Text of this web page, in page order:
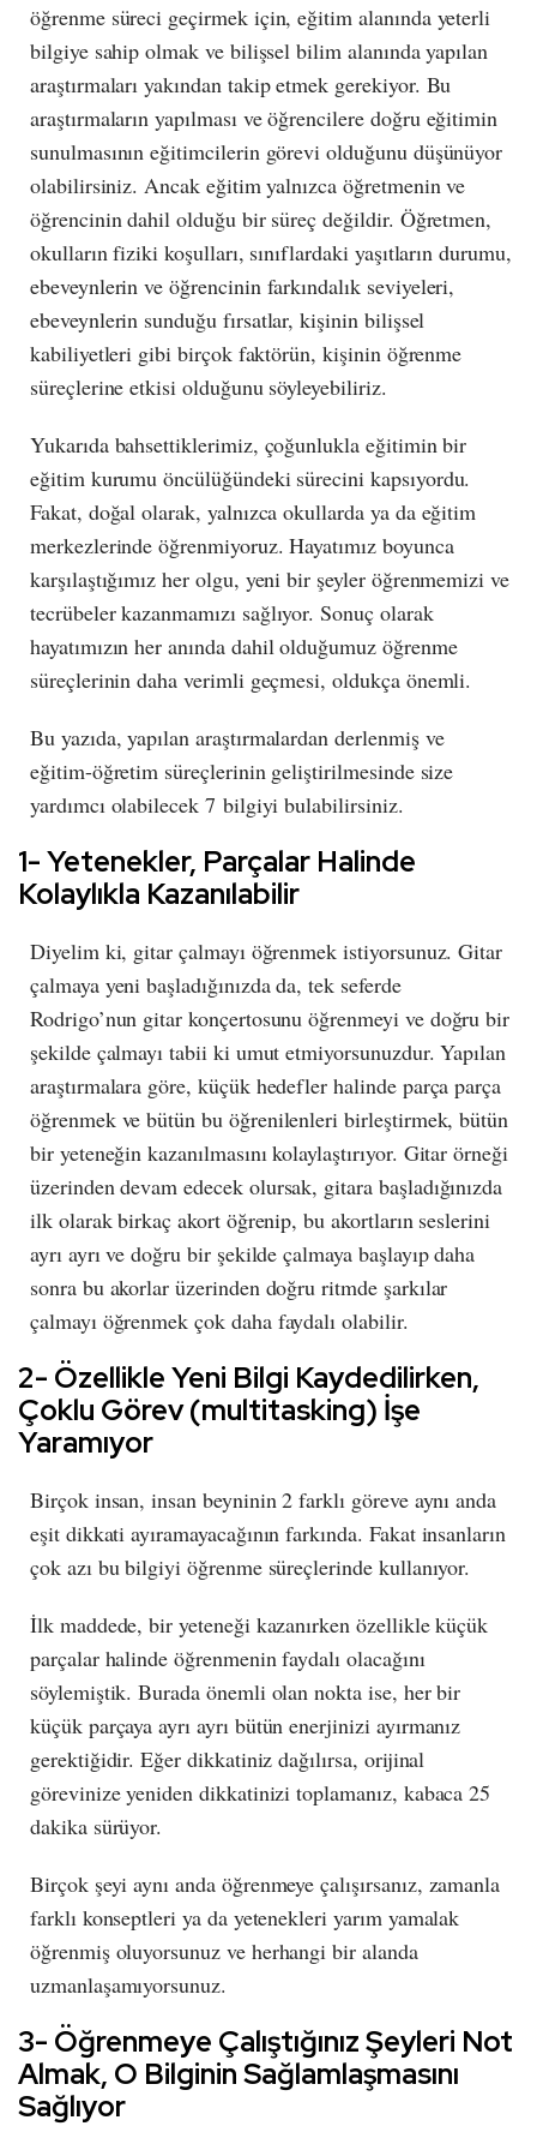
öğrenme süreci geçirmek için, eğitim alanında yeterli
bilgiye sahip olmak ve bilişsel bilim alanında yapılan
araştırmaları yakından takip etmek gerekiyor. Bu
araştırmaların yapılması ve öğrencilere doğru eğitimin
sunulmasının eğitimcilerin görevi olduğunu düşünüyor
olabilirsiniz. Ancak eğitim yalnızca öğretmenin ve
öğrencinin dahil olduğu bir süreç değildir. Öğretmen,
okulların fiziki koşulları, sınıflardaki yaşıtların durumu,
ebeveynlerin ve öğrencinin farkındalık seviyeleri,
ebeveynlerin sunduğu fırsatlar, kişinin bilişsel
kabiliyetleri gibi birçok faktörün, kişinin öğrenme
süreçlerine etkisi olduğunu söyleyebiliriz.
Yukarıda bahsettiklerimiz, çoğunlukla eğitimin bir
eğitim kurumu öncülüğündeki sürecini kapsıyordu.
Fakat, doğal olarak, yalnızca okullarda ya da eğitim
merkezlerinde öğrenmiyoruz. Hayatımız boyunca
karşılaştığımız her olgu, yeni bir şeyler öğrenmemizi ve
tecrübeler kazanmamızı sağlıyor. Sonuç olarak
hayatımızın her anında dahil olduğumuz öğrenme
süreçlerinin daha verimli geçmesi, oldukça önemli.
Bu yazıda, yapılan araştırmalardan derlenmiş ve
eğitim-öğretim süreçlerinin geliştirilmesinde size
yardımcı olabilecek 7 bilgiyi bulabilirsiniz.
1- Yetenekler, Parçalar Halinde
Kolaylıkla Kazanılabilir
Diyelim ki, gitar çalmayı öğrenmek istiyorsunuz. Gitar
çalmaya yeni başladığınızda da, tek seferde
Rodrigo’nun gitar konçertosunu öğrenmeyi ve doğru bir
şekilde çalmayı tabii ki umut etmiyorsunuzdur. Yapılan
araştırmalara göre, küçük hedefler halinde parça parça
öğrenmek ve bütün bu öğrenilenleri birleştirmek, bütün
bir yeteneğin kazanılmasını kolaylaştırıyor. Gitar örneği
üzerinden devam edecek olursak, gitara başladığınızda
ilk olarak birkaç akort öğrenip, bu akortların seslerini
ayrı ayrı ve doğru bir şekilde çalmaya başlayıp daha
sonra bu akorlar üzerinden doğru ritmde şarkılar
çalmayı öğrenmek çok daha faydalı olabilir.
2- Özellikle Yeni Bilgi Kaydedilirken,
Çoklu Görev (multitasking) İşe
Yaramıyor
Birçok insan, insan beyninin 2 farklı göreve aynı anda
eşit dikkati ayıramayacağının farkında. Fakat insanların
çok azı bu bilgiyi öğrenme süreçlerinde kullanıyor.
İlk maddede, bir yeteneği kazanırken özellikle küçük
parçalar halinde öğrenmenin faydalı olacağını
söylemiştik. Burada önemli olan nokta ise, her bir
küçük parçaya ayrı ayrı bütün enerjinizi ayırmanız
gerektiğidir. Eğer dikkatiniz dağılırsa, orijinal
görevinize yeniden dikkatinizi toplamanız, kabaca 25
dakika sürüyor.
Birçok şeyi aynı anda öğrenmeye çalışırsanız, zamanla
farklı konseptleri ya da yetenekleri yarım yamalak
öğrenmiş oluyorsunuz ve herhangi bir alanda
uzmanlaşamıyorsunuz.
3- Öğrenmeye Çalıştığınız Şeyleri Not
Almak, O Bilginin Sağlamlaşmasını
Sağlıyor